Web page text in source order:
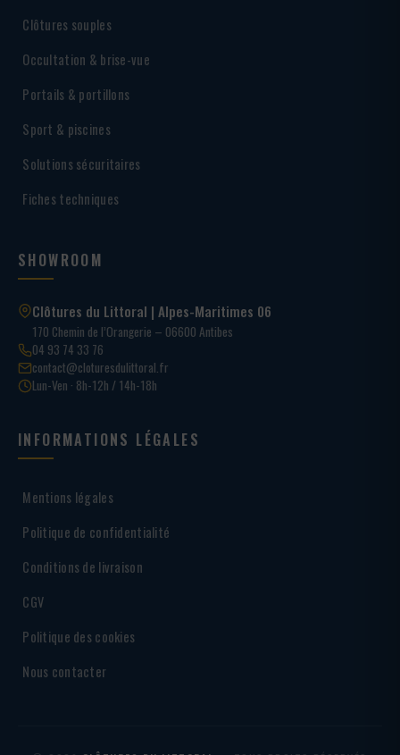
Clôtures souples
Occultation & brise-vue
Portails & portillons
Sport & piscines
Solutions sécuritaires
Fiches techniques
SHOWROOM
Clôtures du Littoral | Alpes-Maritimes 06
170 Chemin de l’Orangerie – 06600 Antibes
04 93 74 33 76
contact@cloturesdulittoral.fr
Lun-Ven · 8h-12h / 14h-18h
INFORMATIONS LÉGALES
Mentions légales
Politique de confidentialité
Conditions de livraison
CGV
Politique des cookies
Nous contacter